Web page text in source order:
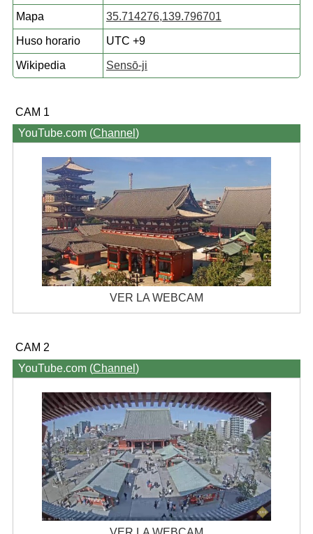
Mapa 35.714276,139.796701
Huso horario UTC +9
Wikipedia Sensō-ji
CAM 1
YouTube.com (Channel )
VER LA WEBCAM
CAM 2
YouTube.com (Channel )